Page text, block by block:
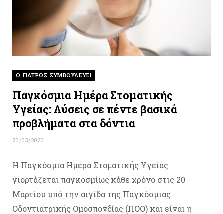
O ΓΙΑΤΡΌΣ ΣΥΜΒΟΥΛΕΎΕΙ
Παγκόσμια Ημέρα Στοματικής
Υγείας: Λύσεις σε πέντε βασικά
προβλήματα στα δόντια
20/03/2020
Η Παγκόσμια Ημέρα Στοματικής Υγείας
γιορτάζεται παγκοσμίως κάθε χρόνο στις 20
Μαρτίου υπό την αιγίδα της Παγκόσμιας
Οδοντιατρικής Ομοσπονδίας (ΠΟΟ) και είναι η